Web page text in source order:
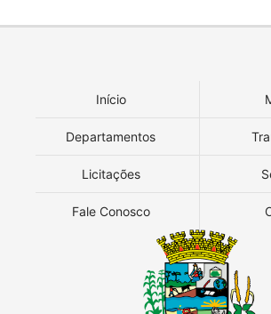
Início
Departamentos
Licitações
Fale Conosco